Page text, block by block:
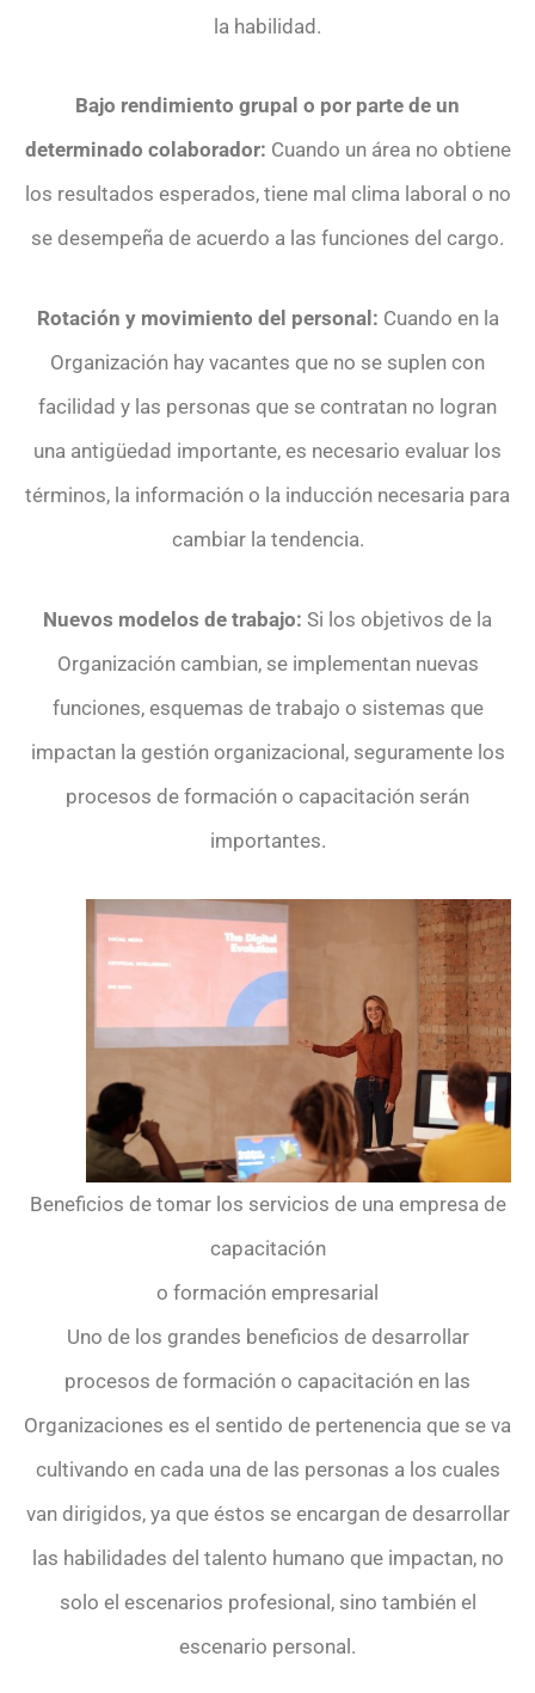
la habilidad.
Bajo rendimiento grupal o por parte de un
determinado colaborador: Cuando un área no obtiene
los resultados esperados, tiene mal clima laboral o no
se desempeña de acuerdo a las funciones del cargo.
Rotación y movimiento del personal: Cuando en la
Organización hay vacantes que no se suplen con
facilidad y las personas que se contratan no logran
una antigüedad importante, es necesario evaluar los
términos, la información o la inducción necesaria para
cambiar la tendencia.
Nuevos modelos de trabajo: Si los objetivos de la
Organización cambian, se implementan nuevas
funciones, esquemas de trabajo o sistemas que
impactan la gestión organizacional, seguramente los
procesos de formación o capacitación serán
importantes.
Beneficios de tomar los servicios de una empresa de
capacitación
o formación empresarial
Uno de los grandes beneficios de desarrollar
procesos de formación o capacitación en las
Organizaciones es el sentido de pertenencia que se va
cultivando en cada una de las personas a los cuales
van dirigidos, ya que éstos se encargan de desarrollar
las habilidades del talento humano que impactan, no
solo el escenarios profesional, sino también el
escenario personal.